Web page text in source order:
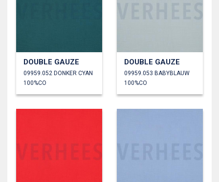
DOUBLE GAUZE
09959.052 DONKER CYAN
100%CO
DOUBLE GAUZE
09959.053 BABYBLAUW
100%CO